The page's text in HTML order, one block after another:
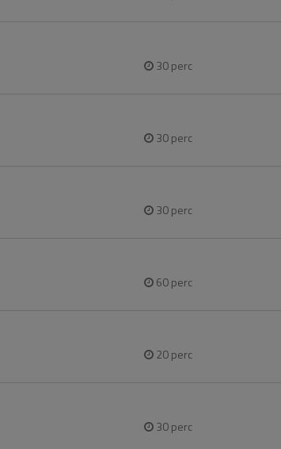
30perc
30perc
30perc
60perc
20perc
30perc